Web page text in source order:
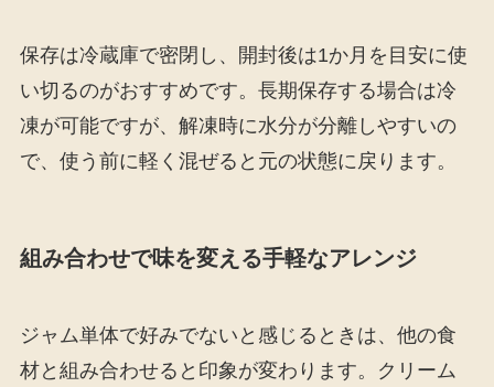
保存は冷蔵庫で密閉し、開封後は1か月を目安に使
い切るのがおすすめです。長期保存する場合は冷
凍が可能ですが、解凍時に水分が分離しやすいの
で、使う前に軽く混ぜると元の状態に戻ります。
組み合わせで味を変える手軽なアレンジ
ジャム単体で好みでないと感じるときは、他の食
材と組み合わせると印象が変わります。クリーム